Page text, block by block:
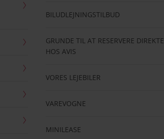
BILUDLEJNINGSTILBUD
GRUNDE TIL AT RESERVERE DIREKTE
HOS AVIS
VORES LEJEBILER
VAREVOGNE
MINILEASE